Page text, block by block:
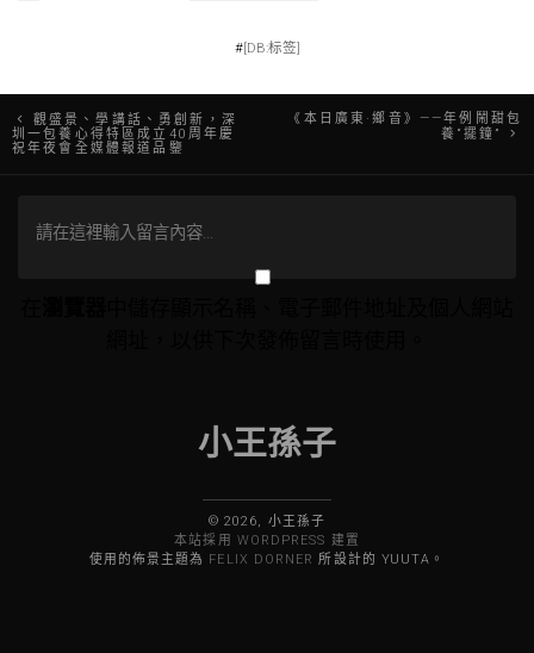
#[DB:标签]
文
章
導
觀盛景、學講話、勇創新，深
圳一包養心得特區成立40周年慶
祝年夜會全媒體報道品鑒
《本日廣東·鄉音》——年例鬧甜包
養“擺鐘”
小王孫子
© 2026, 小王孫子
本站採用 WORDPRESS 建置
使用的佈景主題為
FELIX DORNER 所設計的 YUUTA。